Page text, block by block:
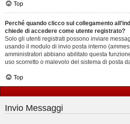
Top
Perché quando clicco sul collegamento
chiede di accedere come utente registrato?
Solo gli utenti registrati possono inviare
usando il modulo di invio posta interno
amministratori abbiano abilitato questa
uso scorretto o malevolo del sistema di posta
Top
Invio Messaggi